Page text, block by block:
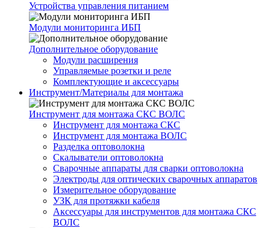
Устройства управления питанием
Модули мониторинга ИБП
Дополнительное оборудование
Модули расширения
Управляемые розетки и реле
Комплектующие и аксессуары
Инструмент/Материалы для монтажа
Инструмент для монтажа СКС ВОЛС
Инструмент для монтажа СКС
Инструмент для монтажа ВОЛС
Разделка оптоволокна
Скалыватели оптоволокна
Сварочные аппараты для сварки оптоволокна
Электроды для оптических сварочных аппаратов
Измерительное оборудование
УЗК для протяжки кабеля
Аксессуары для инструментов для монтажа СКС
ВОЛС